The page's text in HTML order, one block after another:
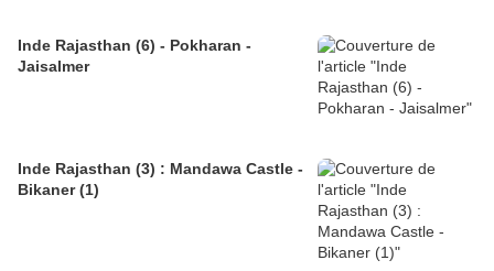
Inde Rajasthan (6) - Pokharan -
Jaisalmer
Inde Rajasthan (3) : Mandawa Castle -
Bikaner (1)